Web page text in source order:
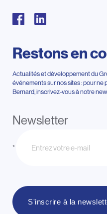
Restons en
Actualités et développement du
événements sur nos sites : pour
Bernard, inscrivez-vous à notre
Newsletter
*
S'inscrire à la